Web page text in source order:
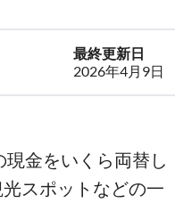
最終更新日
2026年4月9日
金をいくら両替し
スポットなどの一